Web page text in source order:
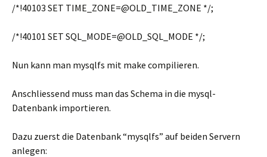
/*!40103 SET TIME_ZONE=@OLD_TIME_ZONE */;
/*!40101 SET SQL_MODE=@OLD_SQL_MODE */;
Nun kann man mysqlfs mit make compilieren.
Anschliessend muss man das Schema in die mysql-
Datenbank importieren.
Dazu zuerst die Datenbank “mysqlfs” auf beiden Servern
anlegen: